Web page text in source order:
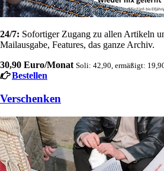
24/7: Sofortiger Zugang zu allen Artikeln
Mailausgabe, Features, das ganze Archiv.
30,90 Euro/Monat Soli: 42,90, ermäßigt:
Bestellen
Verschenken